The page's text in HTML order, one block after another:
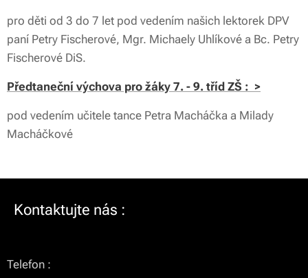
pro děti od 3 do 7 let pod vedením našich lektorek DPV
paní Petry Fischerové, Mgr. Michaely Uhlíkové a Bc. Petry
Fischerové DiS.
Předtaneční výchova pro žáky 7. - 9. tříd ZŠ : >
pod vedením učitele tance Petra Macháčka a Milady
Macháčkové
Kontaktujte nás :
Telefon :